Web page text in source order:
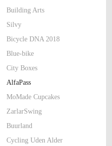
Building Arts
Silvy
Bicycle DNA 2018
Blue-bike
City Boxes
AlfaPass
MoMade Cupcakes
ZarlarSwing
Buurland
Cycling Uden Alder